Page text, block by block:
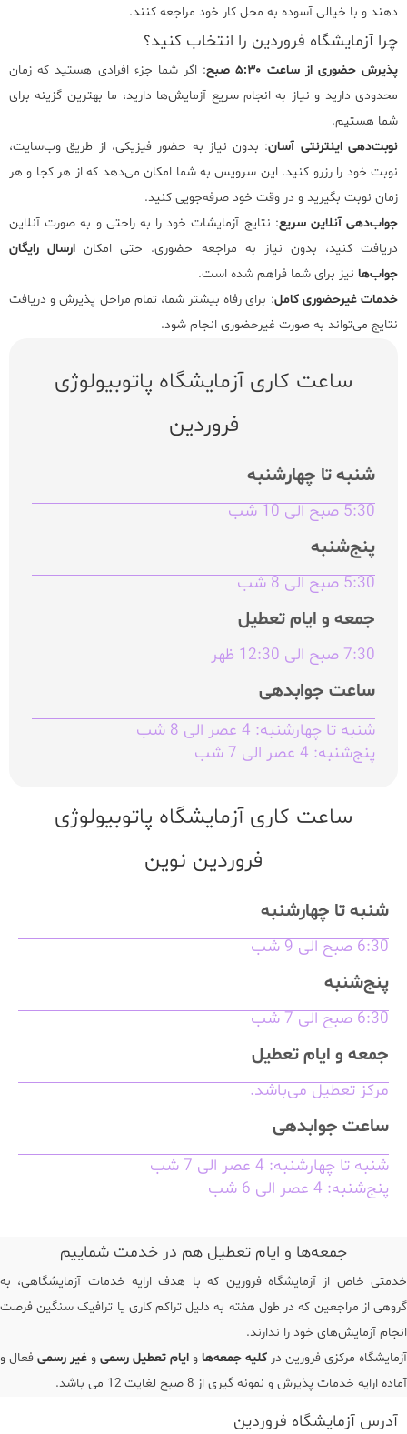
دهند و با خیالی آسوده به محل کار خود مراجعه کنند.
چرا آزمایشگاه فروردین را انتخاب کنید؟
پذیرش حضوری از ساعت ۵:۳۰ صبح
: اگر شما جزء افرادی هستید که زمان
محدودی دارید و نیاز به انجام سریع آزمایش‌ها دارید، ما بهترین گزینه برای
شما هستیم.
نوبت‌دهی اینترنتی آسان: بدون نیاز به حضور فیزیکی، از طریق وب‌سایت،
نوبت خود را رزرو کنید. این سرویس به شما امکان می‌دهد که از هر کجا و هر
زمان نوبت بگیرید و در وقت خود صرفه‌جویی کنید.
جواب‌دهی آنلاین سریع: نتایج آزمایشات خود را به راحتی و به صورت آنلاین
دریافت کنید، بدون نیاز به مراجعه حضوری. حتی امکان ارسال رایگان
جواب‌ها نیز برای شما فراهم شده است.
خدمات غیرحضوری کامل: برای رفاه بیشتر شما، تمام مراحل پذیرش و دریافت
نتایج می‌تواند به صورت غیرحضوری انجام شود.
ساعت کاری آزمایشگاه پاتوبیولوژی
فروردین
شنبه تا چهارشنبه
5:30 صبح الی 10 شب
پنج‌شنبه
5:30 صبح الی 8 شب
جمعه و ایام تعطیل
7:30 صبح الی 12:30 ظهر
ساعت جوابدهی
شنبه تا چهارشنبه: 4 عصر الی 8 شب
پنج‌شنبه: 4 عصر الی 7 شب
ساعت کاری آزمایشگاه پاتوبیولوژی
فروردین نوین
شنبه تا چهارشنبه
6:30 صبح الی 9 شب
پنج‌شنبه
6:30 صبح الی 7 شب
جمعه و ایام تعطیل
مرکز تعطیل می‌باشد.
ساعت جوابدهی
شنبه تا چهارشنبه: 4 عصر الی 7 شب
پنج‌شنبه: 4 عصر الی 6 شب
جمعه‌ها و ایام تعطیل هم در خدمت شماییم
خدمتی خاص از آزمایشگاه فرورین که با هدف ارایه خدمات آزمایشگاهی، به
گروهی از مراجعین که در طول هفته به دلیل تراکم کاری یا ترافیک سنگین فرصت
انجام آزمایش‌های خود را ندارند.
آزمایشگاه مرکزی فرورین در کلیه جمعه‌ها و ایام تعطیل رسمی و غیر رسمی فعال و
آماده ارایه خدمات پذیرش و نمونه گیری از 8 صبح لغایت 12 می باشد.
آدرس آزمایشگاه فروردین